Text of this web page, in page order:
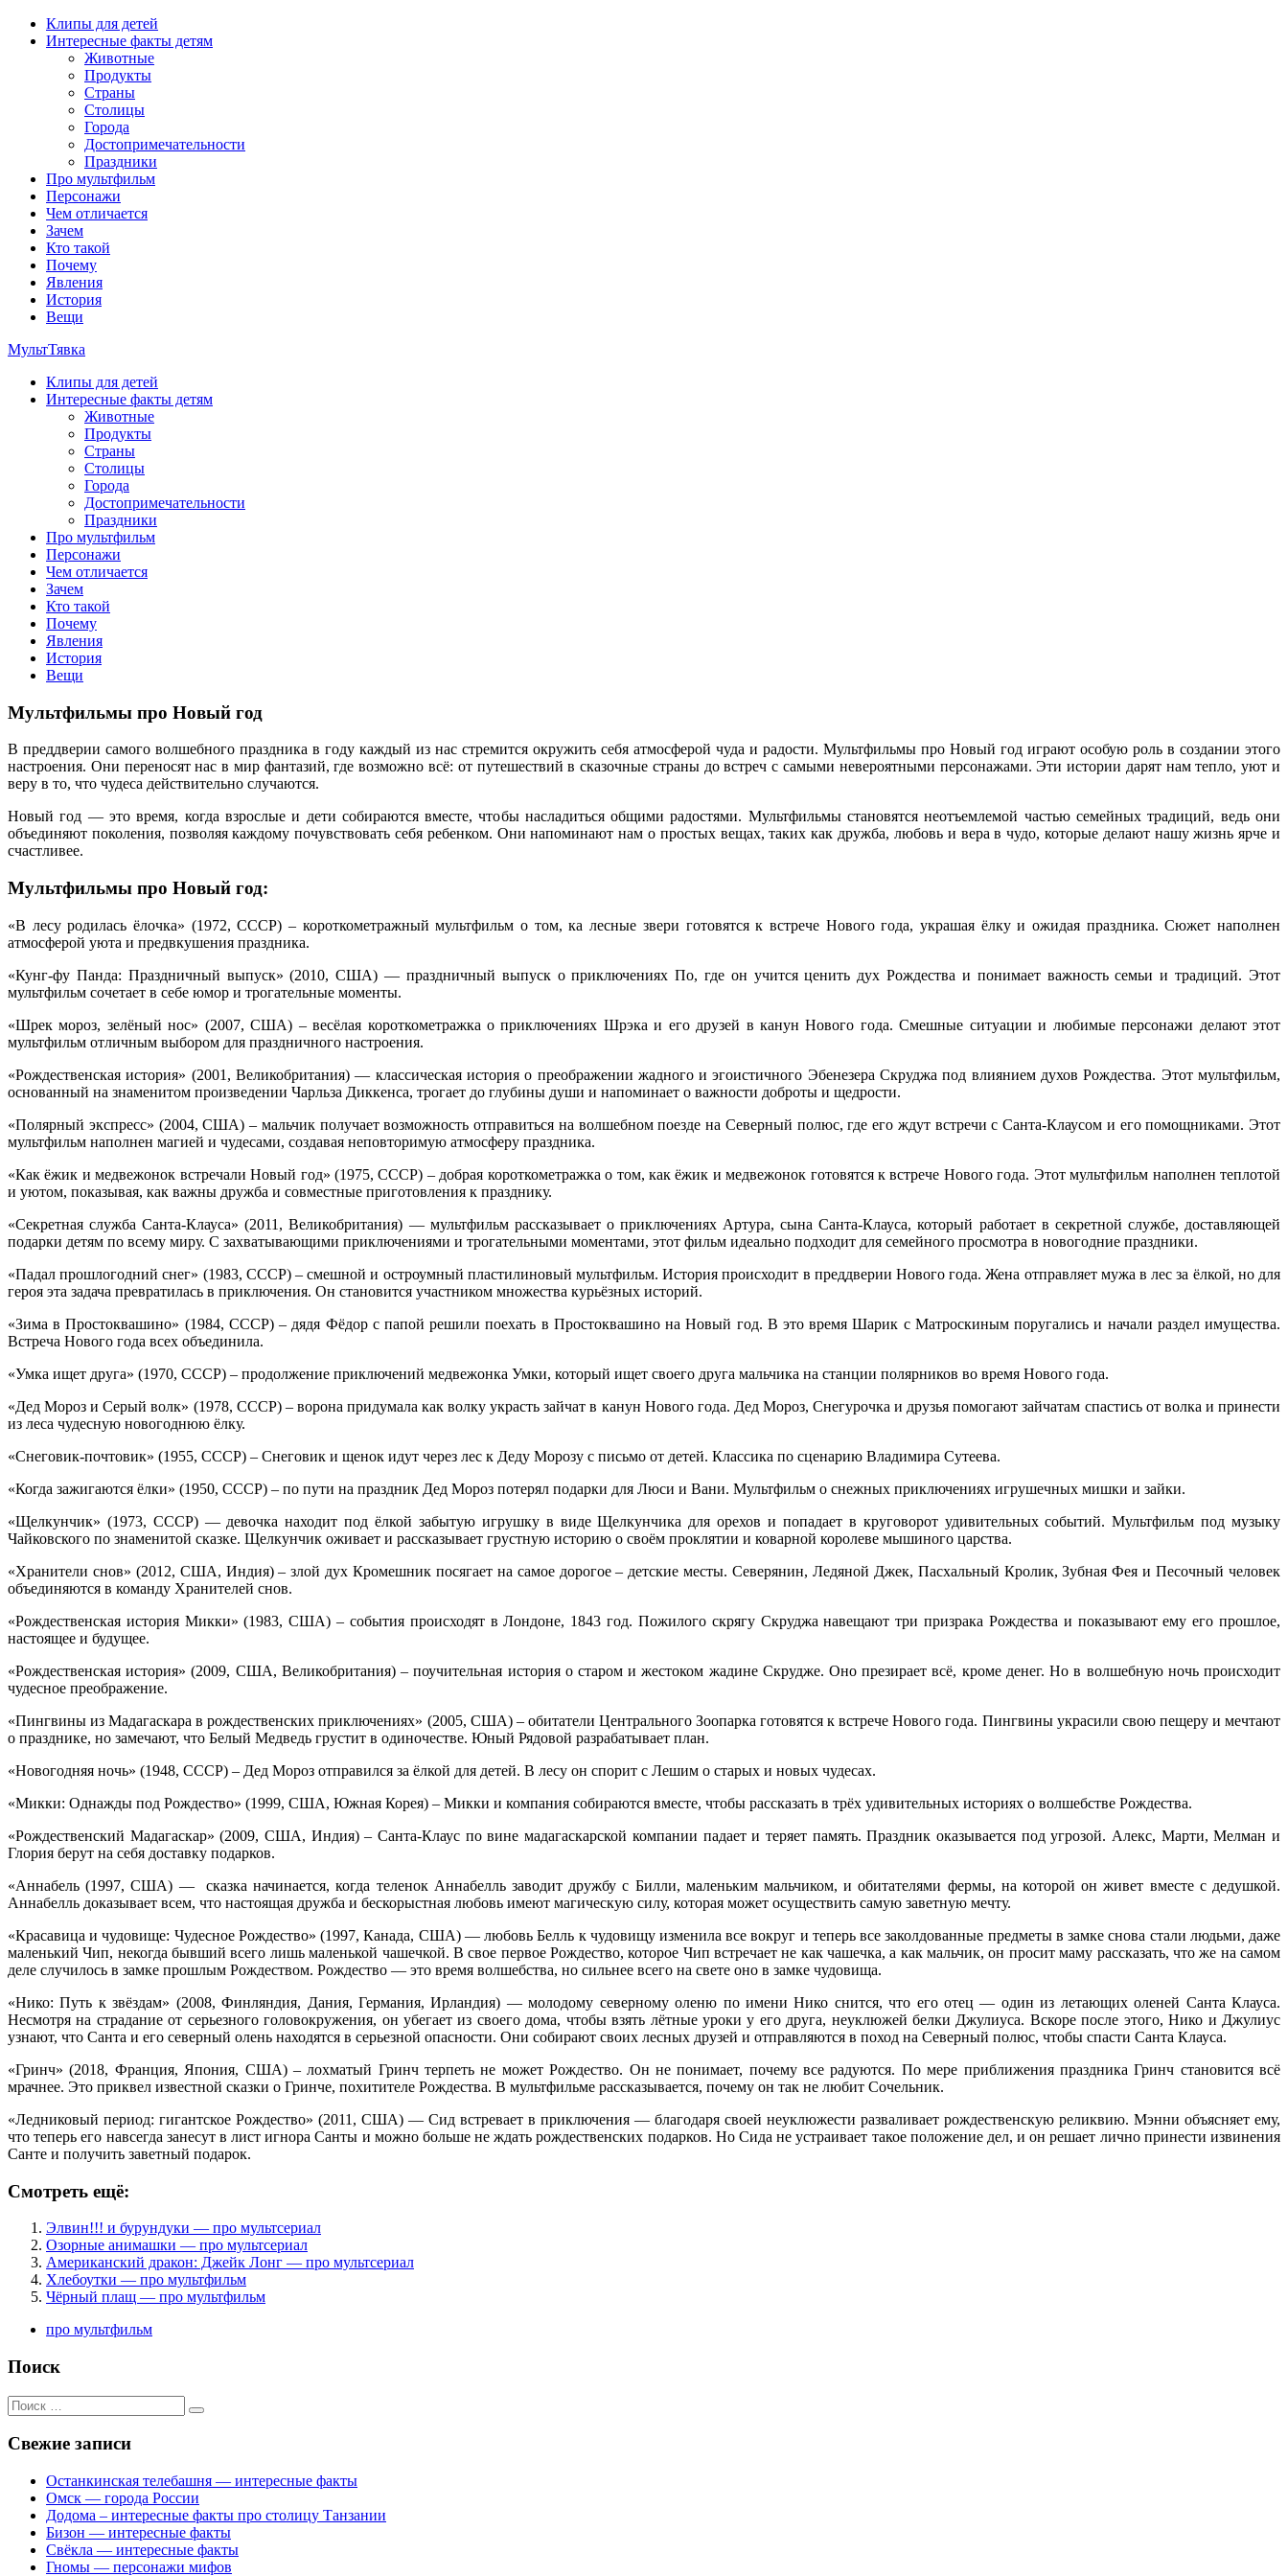
Перейти
содержимому
Клипы для детей
Интересные факты детям
Животные
Продукты
Страны
Столицы
Города
Достопримечательности
Праздники
Про мультфильм
Персонажи
Чем отличается
Зачем
Кто такой
Почему
Явления
История
Вещи
МультТявка
интересные факты про страны, столицы и города, клипы из мультфильмов, мульт-клипы, песни из мультиков, детские клипы, интересные факты о мультфильмах и про персонажей
мультфильмов
Клипы для детей
Интересные факты детям
Животные
Продукты
Страны
Столицы
Города
Достопримечательности
Праздники
Про мультфильм
Персонажи
Чем отличается
Зачем
Кто такой
Почему
Явления
История
Вещи
Мультфильмы про Новый год
В преддверии самого волшебного праздника в году каждый из нас стремится окружить себя атмосферой чуда и радости. Мультфильмы про Новый год играют особую роль в создании этого
настроения. Они переносят нас в мир фантазий, где возможно всё: от путешествий в сказочные страны до встреч с самыми невероятными персонажами. Эти истории дарят нам тепло, уют и
веру в то, что чудеса действительно случаются.
Новый год — это время, когда взрослые и дети собираются вместе, чтобы насладиться общими радостями. Мультфильмы становятся неотъемлемой частью семейных традиций, ведь они
объединяют поколения, позволяя каждому почувствовать себя ребенком. Они напоминают нам о простых вещах, таких как дружба, любовь и вера в чудо, которые делают нашу жизнь ярче и
счастливее.
Мультфильмы про Новый год:
«В лесу родилась ёлочка» (1972, СССР) – короткометражный мультфильм о том, ка лесные звери готовятся к встрече Нового года, украшая ёлку и ожидая праздника. Сюжет наполнен
атмосферой уюта и предвкушения праздника.
«Кунг-фу Панда: Праздничный выпуск» (2010, США) — праздничный выпуск о приключениях По, где он учится ценить дух Рождества и понимает важность семьи и традиций. Этот
мультфильм сочетает в себе юмор и трогательные моменты.
«Шрек мороз, зелёный нос» (2007, США) – весёлая короткометражка о приключениях Шрэка и его друзей в канун Нового года. Смешные ситуации и любимые персонажи делают этот
мультфильм отличным выбором для праздничного настроения.
«Рождественская история» (2001, Великобритания) — классическая история о преображении жадного и эгоистичного Эбенезера Скруджа под влиянием духов Рождества. Этот мультфильм,
основанный на знаменитом произведении Чарльза Диккенса, трогает до глубины души и напоминает о важности доброты и щедрости.
«Полярный экспресс» (2004, США) – мальчик получает возможность отправиться на волшебном поезде на Северный полюс, где его ждут встречи с Санта-Клаусом и его помощниками. Этот
мультфильм наполнен магией и чудесами, создавая неповторимую атмосферу праздника.
«Как ёжик и медвежонок встречали Новый год» (1975, СССР) – добрая короткометражка о том, как ёжик и медвежонок готовятся к встрече Нового года. Этот мультфильм наполнен теплотой
и уютом, показывая, как важны дружба и совместные приготовления к празднику.
«Секретная служба Санта-Клауса» (2011, Великобритания) — мультфильм рассказывает о приключениях Артура, сына Санта-Клауса, который работает в секретной службе, доставляющей
подарки детям по всему миру. С захватывающими приключениями и трогательными моментами, этот фильм идеально подходит для семейного просмотра в новогодние праздники.
«Падал прошлогодний снег» (1983, СССР) – смешной и остроумный пластилиновый мультфильм. История происходит в преддверии Нового года. Жена отправляет мужа в лес за ёлкой, но для
героя эта задача превратилась в приключения. Он становится участником множества курьёзных историй.
«Зима в Простоквашино» (1984, СССР) – дядя Фёдор с папой решили поехать в Простоквашино на Новый год. В это время Шарик с Матроскиным поругались и начали раздел имущества.
Встреча Нового года всех объединила.
«Умка ищет друга» (1970, СССР) – продолжение приключений медвежонка Умки, который ищет своего друга мальчика на станции полярников во время Нового года.
«Дед Мороз и Серый волк» (1978, СССР) – ворона придумала как волку украсть зайчат в канун Нового года. Дед Мороз, Снегурочка и друзья помогают зайчатам спастись от волка и принести
из леса чудесную новогоднюю ёлку.
«Снеговик-почтовик» (1955, СССР) – Снеговик и щенок идут через лес к Деду Морозу с письмо от детей. Классика по сценарию Владимира Сутеева.
«Когда зажигаются ёлки» (1950, СССР) – по пути на праздник Дед Мороз потерял подарки для Люси и Вани. Мультфильм о снежных приключениях игрушечных мишки и зайки.
«Щелкунчик» (1973, СССР) — девочка находит под ёлкой забытую игрушку в виде Щелкунчика для орехов и попадает в круговорот удивительных событий. Мультфильм под музыку
Чайковского по знаменитой сказке. Щелкунчик оживает и рассказывает грустную историю о своём проклятии и коварной королеве мышиного царства.
«Хранители снов» (2012, США, Индия) – злой дух Кромешник посягает на самое дорогое – детские месты. Северянин, Ледяной Джек, Пасхальный Кролик, Зубная Фея и Песочный человек
объединяются в команду Хранителей снов.
«Рождественская история Микки» (1983, США) – события происходят в Лондоне, 1843 год. Пожилого скрягу Скруджа навещают три призрака Рождества и показывают ему его прошлое,
настоящее и будущее.
«Рождественская история» (2009, США, Великобритания) – поучительная история о старом и жестоком жадине Скрудже. Оно презирает всё, кроме денег. Но в волшебную ночь происходит
чудесное преображение.
«Пингвины из Мадагаскара в рождественских приключениях» (2005, США) – обитатели Центрального Зоопарка готовятся к встрече Нового года. Пингвины украсили свою пещеру и мечтают
о празднике, но замечают, что Белый Медведь грустит в одиночестве. Юный Рядовой разрабатывает план.
«Новогодняя ночь» (1948, СССР) – Дед Мороз отправился за ёлкой для детей. В лесу он спорит с Лешим о старых и новых чудесах.
«Микки: Однажды под Рождество» (1999, США, Южная Корея) – Микки и компания собираются вместе, чтобы рассказать в трёх удивительных историях о волшебстве Рождества.
«Рождественский Мадагаскар» (2009, США, Индия) – Санта-Клаус по вине мадагаскарской компании падает и теряет память. Праздник оказывается под угрозой. Алекс, Марти, Мелман и
Глория берут на себя доставку подарков.
«Аннабель (1997, США) — сказка начинается, когда теленок Аннабелль заводит дружбу с Билли, маленьким мальчиком, и обитателями фермы, на которой он живет вместе с дедушкой.
Аннабелль доказывает всем, что настоящая дружба и бескорыстная любовь имеют магическую силу, которая может осуществить самую заветную мечту.
«Красавица и чудовище: Чудесное Рождество» (1997, Канада, США) — любовь Белль к чудовищу изменила все вокруг и теперь все заколдованные предметы в замке снова стали людьми, даже
маленький Чип, некогда бывший всего лишь маленькой чашечкой. В свое первое Рождество, которое Чип встречает не как чашечка, а как мальчик, он просит маму рассказать, что же на самом
деле случилось в замке прошлым Рождеством. Рождество — это время волшебства, но сильнее всего на свете оно в замке чудовища.
«Нико: Путь к звёздам» (2008, Финляндия, Дания, Германия, Ирландия) — молодому северному оленю по имени Нико снится, что его отец — один из летающих оленей Санта Клауса.
Несмотря на страдание от серьезного головокружения, он убегает из своего дома, чтобы взять лётные уроки у его друга, неуклюжей белки Джулиуса. Вскоре после этого, Нико и Джулиус
узнают, что Санта и его северный олень находятся в серьезной опасности. Они собирают своих лесных друзей и отправляются в поход на Северный полюс, чтобы спасти Санта Клауса.
«Гринч» (2018, Франция, Япония, США) – лохматый Гринч терпеть не может Рождество. Он не понимает, почему все радуются. По мере приближения праздника Гринч становится всё
мрачнее. Это приквел известной сказки о Гринче, похитителе Рождества. В мультфильме рассказывается, почему он так не любит Сочельник.
«Ледниковый период: гигантское Рождество» (2011, США) — Сид встревает в приключения — благодаря своей неуклюжести разваливает рождественскую реликвию. Мэнни объясняет ему,
что теперь его навсегда занесут в лист игнора Санты и можно больше не ждать рождественских подарков. Но Сида не устраивает такое положение дел, и он решает лично принести извинения
Санте и получить заветный подарок.
Смотреть ещё:
Элвин!!! и бурундуки — про мультсериал
Озорные анимашки — про мультсериал
Американский дракон: Джейк Лонг — про мультсериал
Хлебоутки — про мультфильм
Чёрный плащ — про мультфильм
про мультфильм
Поиск
Поиск
для:
Свежие записи
Останкинская телебашня — интересные факты
Омск — города России
Додома – интересные факты про столицу Танзании
Бизон — интересные факты
Свёкла — интересные факты
Гномы — персонажи мифов